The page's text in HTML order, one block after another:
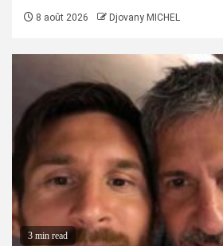
8 août 2026 Djovany MICHEL
3 min read